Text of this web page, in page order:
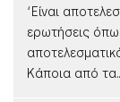
‘Είναι
ερωτήσεις
Κάποια από